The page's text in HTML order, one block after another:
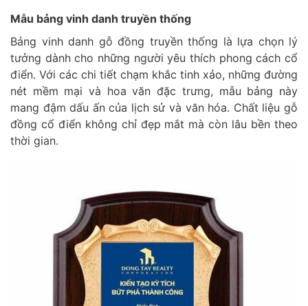
Mẫu bảng vinh danh truyền thống
Bảng vinh danh gỗ đồng truyền thống là lựa chọn lý
tưởng dành cho những người yêu thích phong cách cổ
điển. Với các chi tiết chạm khắc tinh xảo, những đường
nét mềm mại và hoa văn đặc trưng, mẫu bảng này
mang đậm dấu ấn của lịch sử và văn hóa. Chất liệu gỗ
đồng cổ điển không chỉ đẹp mắt mà còn lâu bền theo
thời gian.